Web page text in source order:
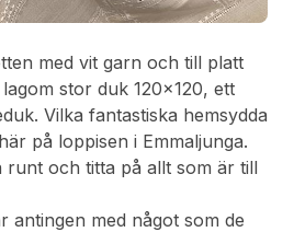
med vit garn och till platt
stor duk 120x120, ett
Vilka fantastiska hemsydda
på loppisen i Emmaljunga.
runt och titta på allt som är till
antingen med något som de